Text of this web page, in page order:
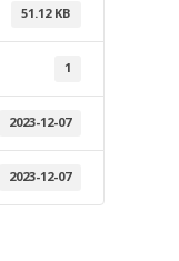
51.12 KB
1
2023-12-07
2023-12-07